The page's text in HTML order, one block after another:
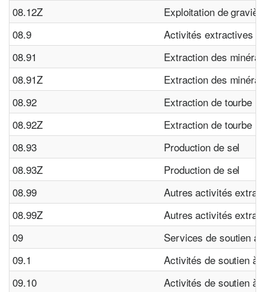
08.12Z
Exploitation de
08.9
Activités extractives
08.91
Extraction des
08.91Z
Extraction des
08.92
Extraction de tourbe
08.92Z
Extraction de tourbe
08.93
Production de sel
08.93Z
Production de sel
08.99
Autres activités
08.99Z
Autres activités
09
Services de soutien
09.1
Activités de soutien à
09.10
Activités de soutien à